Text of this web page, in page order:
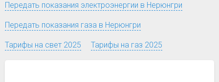
Передать показания электроэнергии в Нерюнгри
Передать показания газа в Нерюнгри
Тарифы на свет 2025 Тарифы на газ 2025